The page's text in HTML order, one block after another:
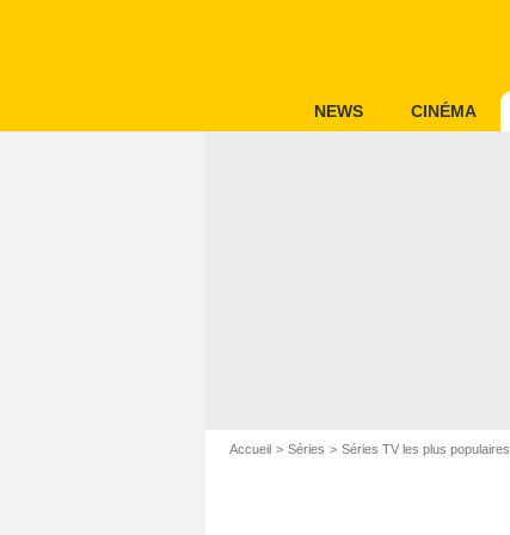
NEWS CINÉMA
Accueil Séries Séries TV les plus populaires